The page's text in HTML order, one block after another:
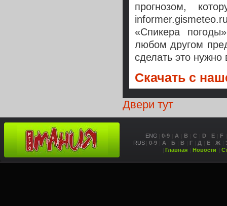
прогнозом,
«Спикера
любом другом
сделать это нужно
Скачать с
Двери тут
ENG 0-9 A B C D E
F
RUS
0-9 А Б В Г Д Е Ж
Главная
Новости